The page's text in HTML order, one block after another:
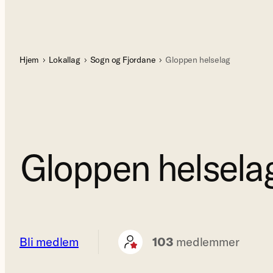
Hjem Lokallag Sogn og Fjordane Gloppen helselag
Gloppen
Bli medlem 103 medlemmer